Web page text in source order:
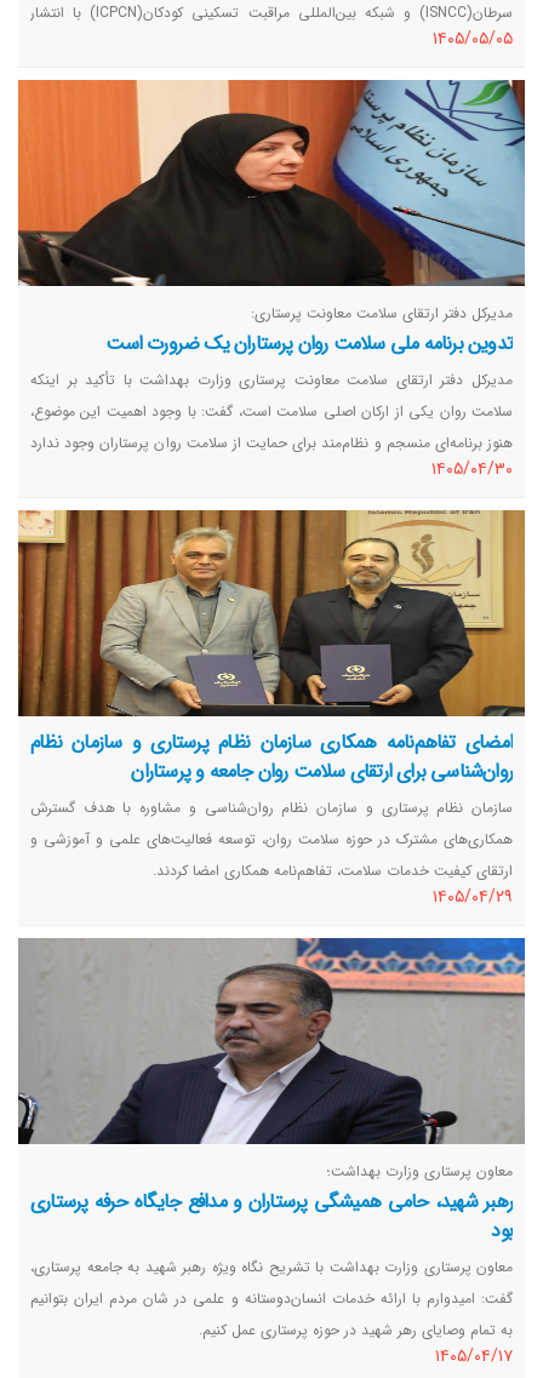
سرطان(ISNCC) و شبکه بین‌المللی مراقبت تسکینی کودکان(ICPCN) با انتشار
بیانیه‌ای مشترک، از دولت‌ها و سیاست‌گذاران خواستند با سرمایه‌گذاری پایدار در
نیروی پرستاری و سایر کارکنان سلامت، ظرفیت نظام‌های سلامت را برای پاسخگویی
به افزایش روزافزون موارد سرطان تقویت کنند.
١٤٠٥/٠٥/٠٥
مدیرکل دفتر ارتقای سلامت معاونت پرستاری:
تدوین برنامه ملی سلامت روان پرستاران یک ضرورت است
مدیرکل دفتر ارتقای سلامت معاونت پرستاری وزارت بهداشت با تأکید بر اینکه
سلامت روان یکی از ارکان اصلی سلامت است، گفت: با وجود اهمیت این موضوع،
هنوز برنامه‌ای منسجم و نظام‌مند برای حمایت از سلامت روان پرستاران وجود ندارد
و لازم است با همکاری نهادهای تخصصی، دستورالعمل‌ها و برنامه‌های آموزشی
مستمر در این حوزه تدوین و اجرا شود.
١٤٠٥/٠٤/٣٠
امضای تفاهم‌نامه همکاری سازمان نظام پرستاری و سازمان نظام
روان‌شناسی برای ارتقای سلامت روان جامعه و پرستاران
سازمان نظام پرستاری و سازمان نظام روان‌شناسی و مشاوره با هدف گسترش
همکاری‌های مشترک در حوزه سلامت روان، توسعه فعالیت‌های علمی و آموزشی و
ارتقای کیفیت خدمات سلامت، تفاهم‌نامه همکاری امضا کردند.
١٤٠٥/٠٤/٢٩
معاون پرستاری وزارت بهداشت؛
رهبر شهید، حامی همیشگی پرستاران و مدافع جایگاه حرفه پرستاری
بود
معاون پرستاری وزارت بهداشت با تشریح نگاه ویژه رهبر شهید به جامعه پرستاری،
گفت: امیدوارم با ارائه خدمات انسان‌دوستانه و علمی در شان مردم ایران بتوانیم
به تمام وصایای رهر شهید در حوزه پرستاری عمل کنیم.
١٤٠٥/٠٤/١٧